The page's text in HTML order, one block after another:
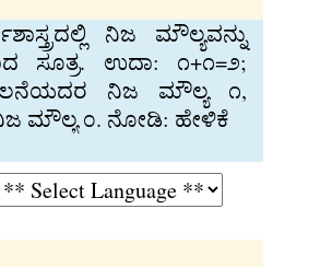
ನಿಜ ಮೌಲ್ಯವನ್ನು
ಸೂತ್ರ. ಉದಾ: ೧+೧=೨;
ನಿಜ ಮೌಲ್ಯ ೧,
ಮೌಲ್ಯ ೦. ನೋಡಿ: ಹೇಳಿಕೆ